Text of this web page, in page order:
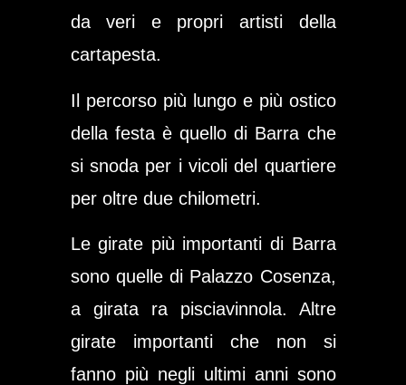
da veri e propri artisti della
cartapesta.
Il percorso più lungo e più ostico
della festa è quello di Barra che
si snoda per i vicoli del quartiere
per oltre due chilometri.
Le girate più importanti di Barra
sono quelle di Palazzo Cosenza,
a girata ra pisciavinnola. Altre
girate importanti che non si
fanno più negli ultimi anni sono